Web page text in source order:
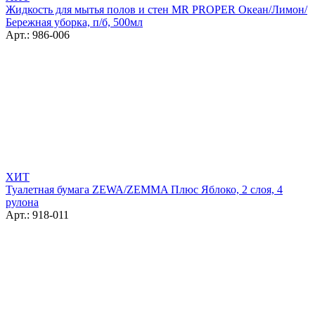
Жидкость для мытья полов и стен MR PROPER Океан/Лимон/
Бережная уборка, п/б, 500мл
Арт.: 986-006
ХИТ
Туалетная бумага ZEWA/ZEMMA Плюс Яблоко, 2 слоя, 4
рулона
Арт.: 918-011